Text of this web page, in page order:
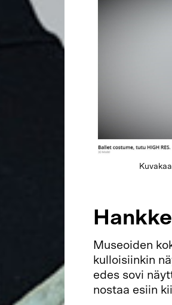
Museoiden
kulloisiinkin
edes sovi
nostaa esiin